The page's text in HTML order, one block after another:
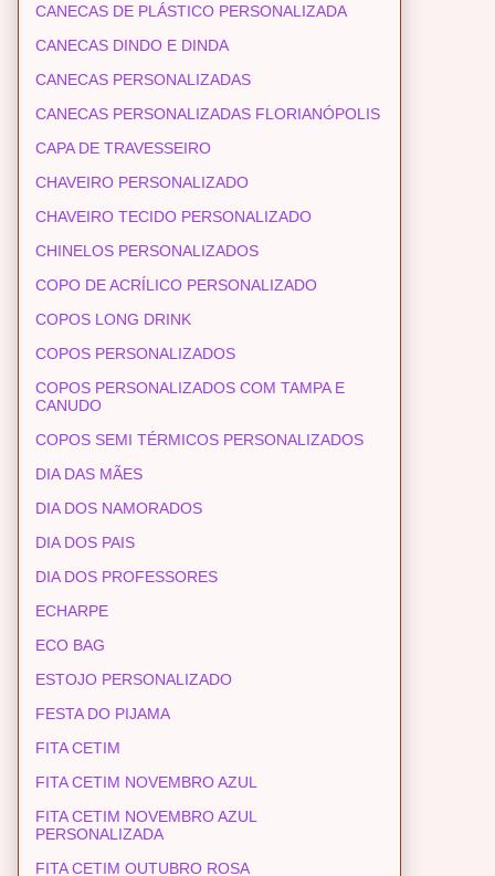
CANECAS DE PLÁSTICO PERSONALIZADA
CANECAS DINDO E DINDA
CANECAS PERSONALIZADAS
CANECAS PERSONALIZADAS FLORIANÓPOLIS
CAPA DE TRAVESSEIRO
CHAVEIRO PERSONALIZADO
CHAVEIRO TECIDO PERSONALIZADO
CHINELOS PERSONALIZADOS
COPO DE ACRÍLICO PERSONALIZADO
COPOS LONG DRINK
COPOS PERSONALIZADOS
COPOS PERSONALIZADOS COM TAMPA E
CANUDO
COPOS SEMI TÉRMICOS PERSONALIZADOS
DIA DAS MÃES
DIA DOS NAMORADOS
DIA DOS PAIS
DIA DOS PROFESSORES
ECHARPE
ECO BAG
ESTOJO PERSONALIZADO
FESTA DO PIJAMA
FITA CETIM
FITA CETIM NOVEMBRO AZUL
FITA CETIM NOVEMBRO AZUL
PERSONALIZADA
FITA CETIM OUTUBRO ROSA